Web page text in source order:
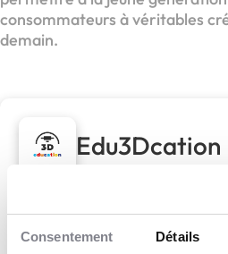
Consentement Détails
consommateurs à véritables
demain.
Edu3Dcation
Devenez l'architecte de